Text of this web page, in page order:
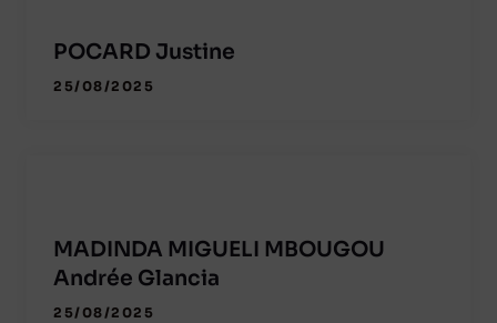
POCARD Justine
25/08/2025
MADINDA MIGUELI MBOUGOU
Andrée Glancia
25/08/2025